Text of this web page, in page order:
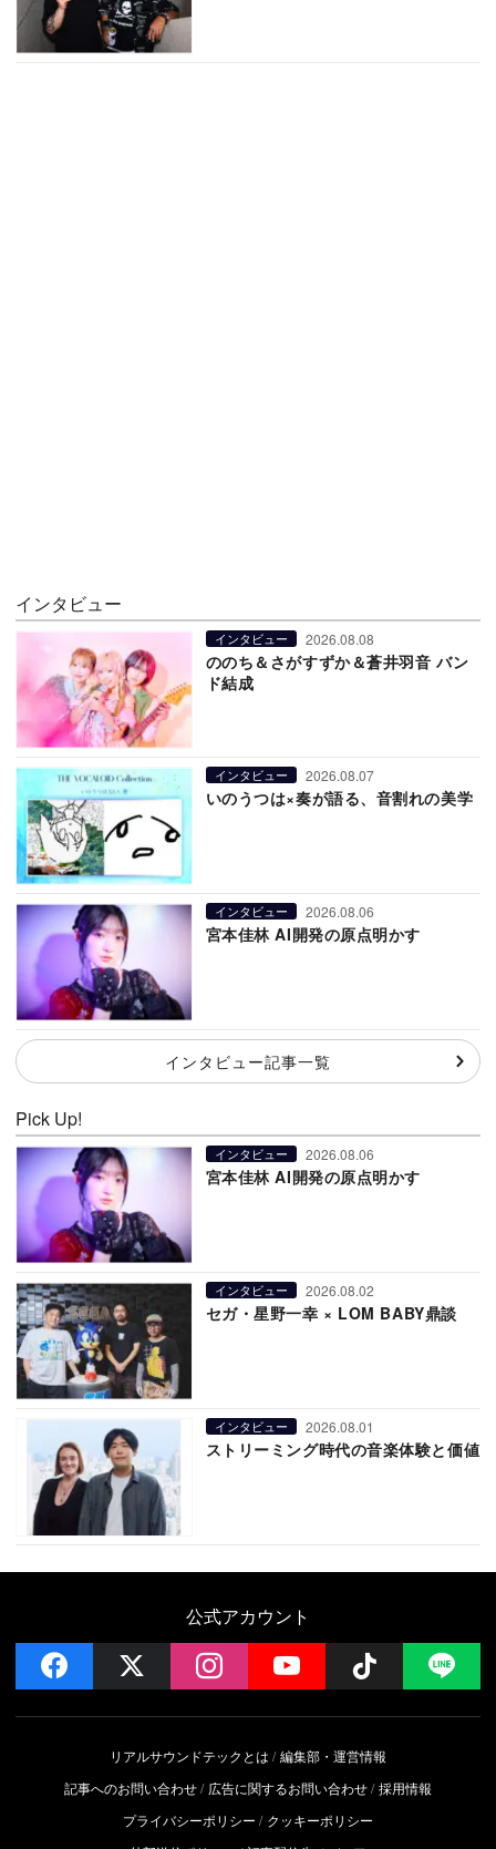
インタビュー
インタビュー 2026.08.08
ののち＆さがすずか＆蒼井羽音 バン
ド結成
インタビュー 2026.08.07
いのうつは×奏が語る、音割れの美学
インタビュー 2026.08.06
宮本佳林 AI開発の原点明かす
インタビュー記事一覧
Pick Up!
インタビュー 2026.08.06
宮本佳林 AI開発の原点明かす
インタビュー 2026.08.02
セガ・星野一幸 × LOM BABY鼎談
インタビュー 2026.08.01
ストリーミング時代の音楽体験と価値
公式アカウント
facebook instagramYouTube Follow
リアルサウンドテックとは
編集部・運営情報
記事へのお問い合わせ
広告に関するお問い合わせ 採用情報
プライバシーポリシー
クッキーポリシー